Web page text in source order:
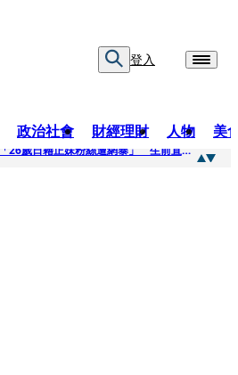
登入
政治社會 財經理財 人物 美
ENHYPEN西村力1句話「26歲日籍正妹粉絲遭網暴」 生前直播震撼畫面全網瘋傳！警方證實死訊